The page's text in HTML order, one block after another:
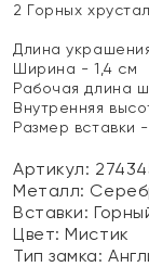
2 Горных
Длина
Ширина - 1,4 см
Рабочая длина
Внутренняя
Размер вставки
Артикул:
Металл:
Вставки:
Цвет:Мистик
Тип замка: